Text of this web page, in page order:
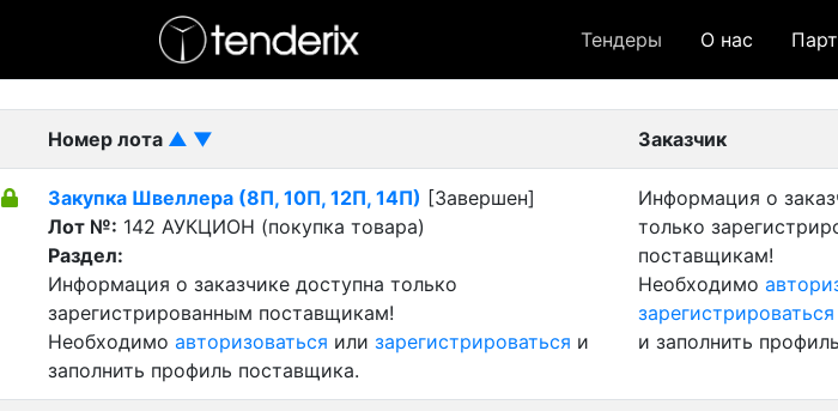
Тендеры О нас
- Завершенный лот
Номер лота ▲ ▼ Заказчик
Закупка Швеллера (8П, 10П, 12П, 14П) [Завершен]
Лот №: 142 АУКЦИОН (покупка товара)
Раздел:
Информация о заказчике доступна только
зарегистрированным поставщикам!
Необходимо авторизоваться или зарегистрироваться и
заполнить профиль поставщика.
Информация о
только
поставщикам!
Необходимо
зарегистрироваться
и заполнить